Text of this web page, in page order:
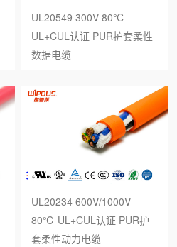
UL20549 300V 80℃
UL+CUL认证 PUR护套柔性
数据电缆
UL20234 600V/1000V
80℃ UL+CUL认证 PUR护
套柔性动力电缆